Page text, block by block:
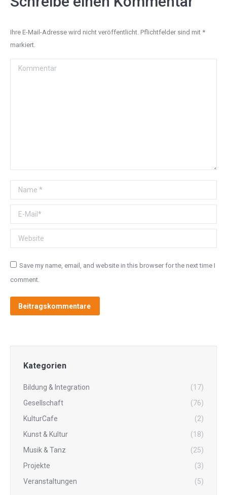
Ihre E-Mail-Adresse wird nicht veröffentlicht. Pflichtfelder sind mit *
markiert.
Kommentar
Name *
E-Mail *
Website
Save my name, email, and website in this browser for the next time I
comment.
Beitragskommentare
Kategorien
Bildung & Integration
(17)
Gesellschaft
(76)
KulturCafe
(2)
Kunst & Kultur
(18)
Musik & Tanz
(25)
Projekte
(3)
Veranstaltungen
(5)